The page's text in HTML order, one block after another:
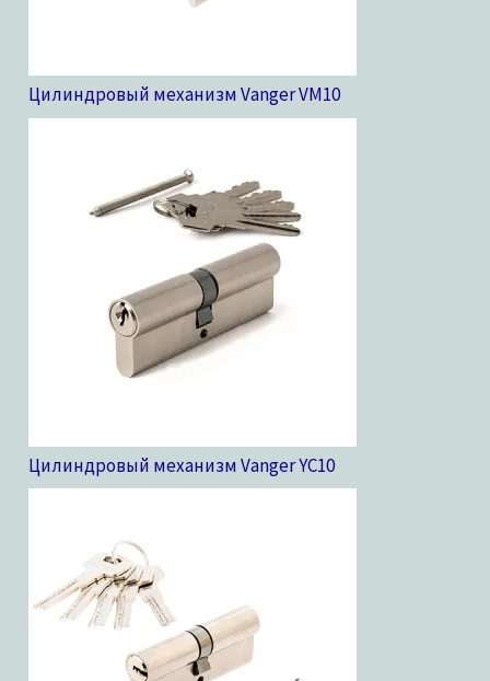
Цилиндровый механизм Vanger VM10
Цилиндровый механизм Vanger YC10